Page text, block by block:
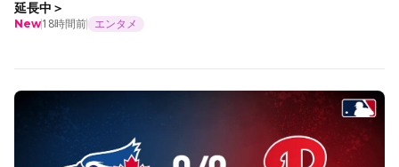
延長中＞
New18時間前 エンタメ